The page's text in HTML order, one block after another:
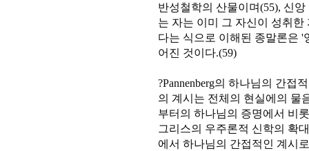
반성철학의 산물이며(55), 신
는 자는 이미 그 자신이 성취
다는 식으로 이해된 종말론은
어진 것이다.(59)
?Pannenberg의 하나님의 간접
의 계시는 전체의 현실에의 물
부터의 하나님의 증명에서 비
그리스의 우주론적 신학의 확
에서 하나님의 간접적인 계시